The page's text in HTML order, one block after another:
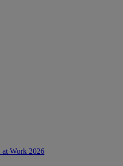
at Work 2026